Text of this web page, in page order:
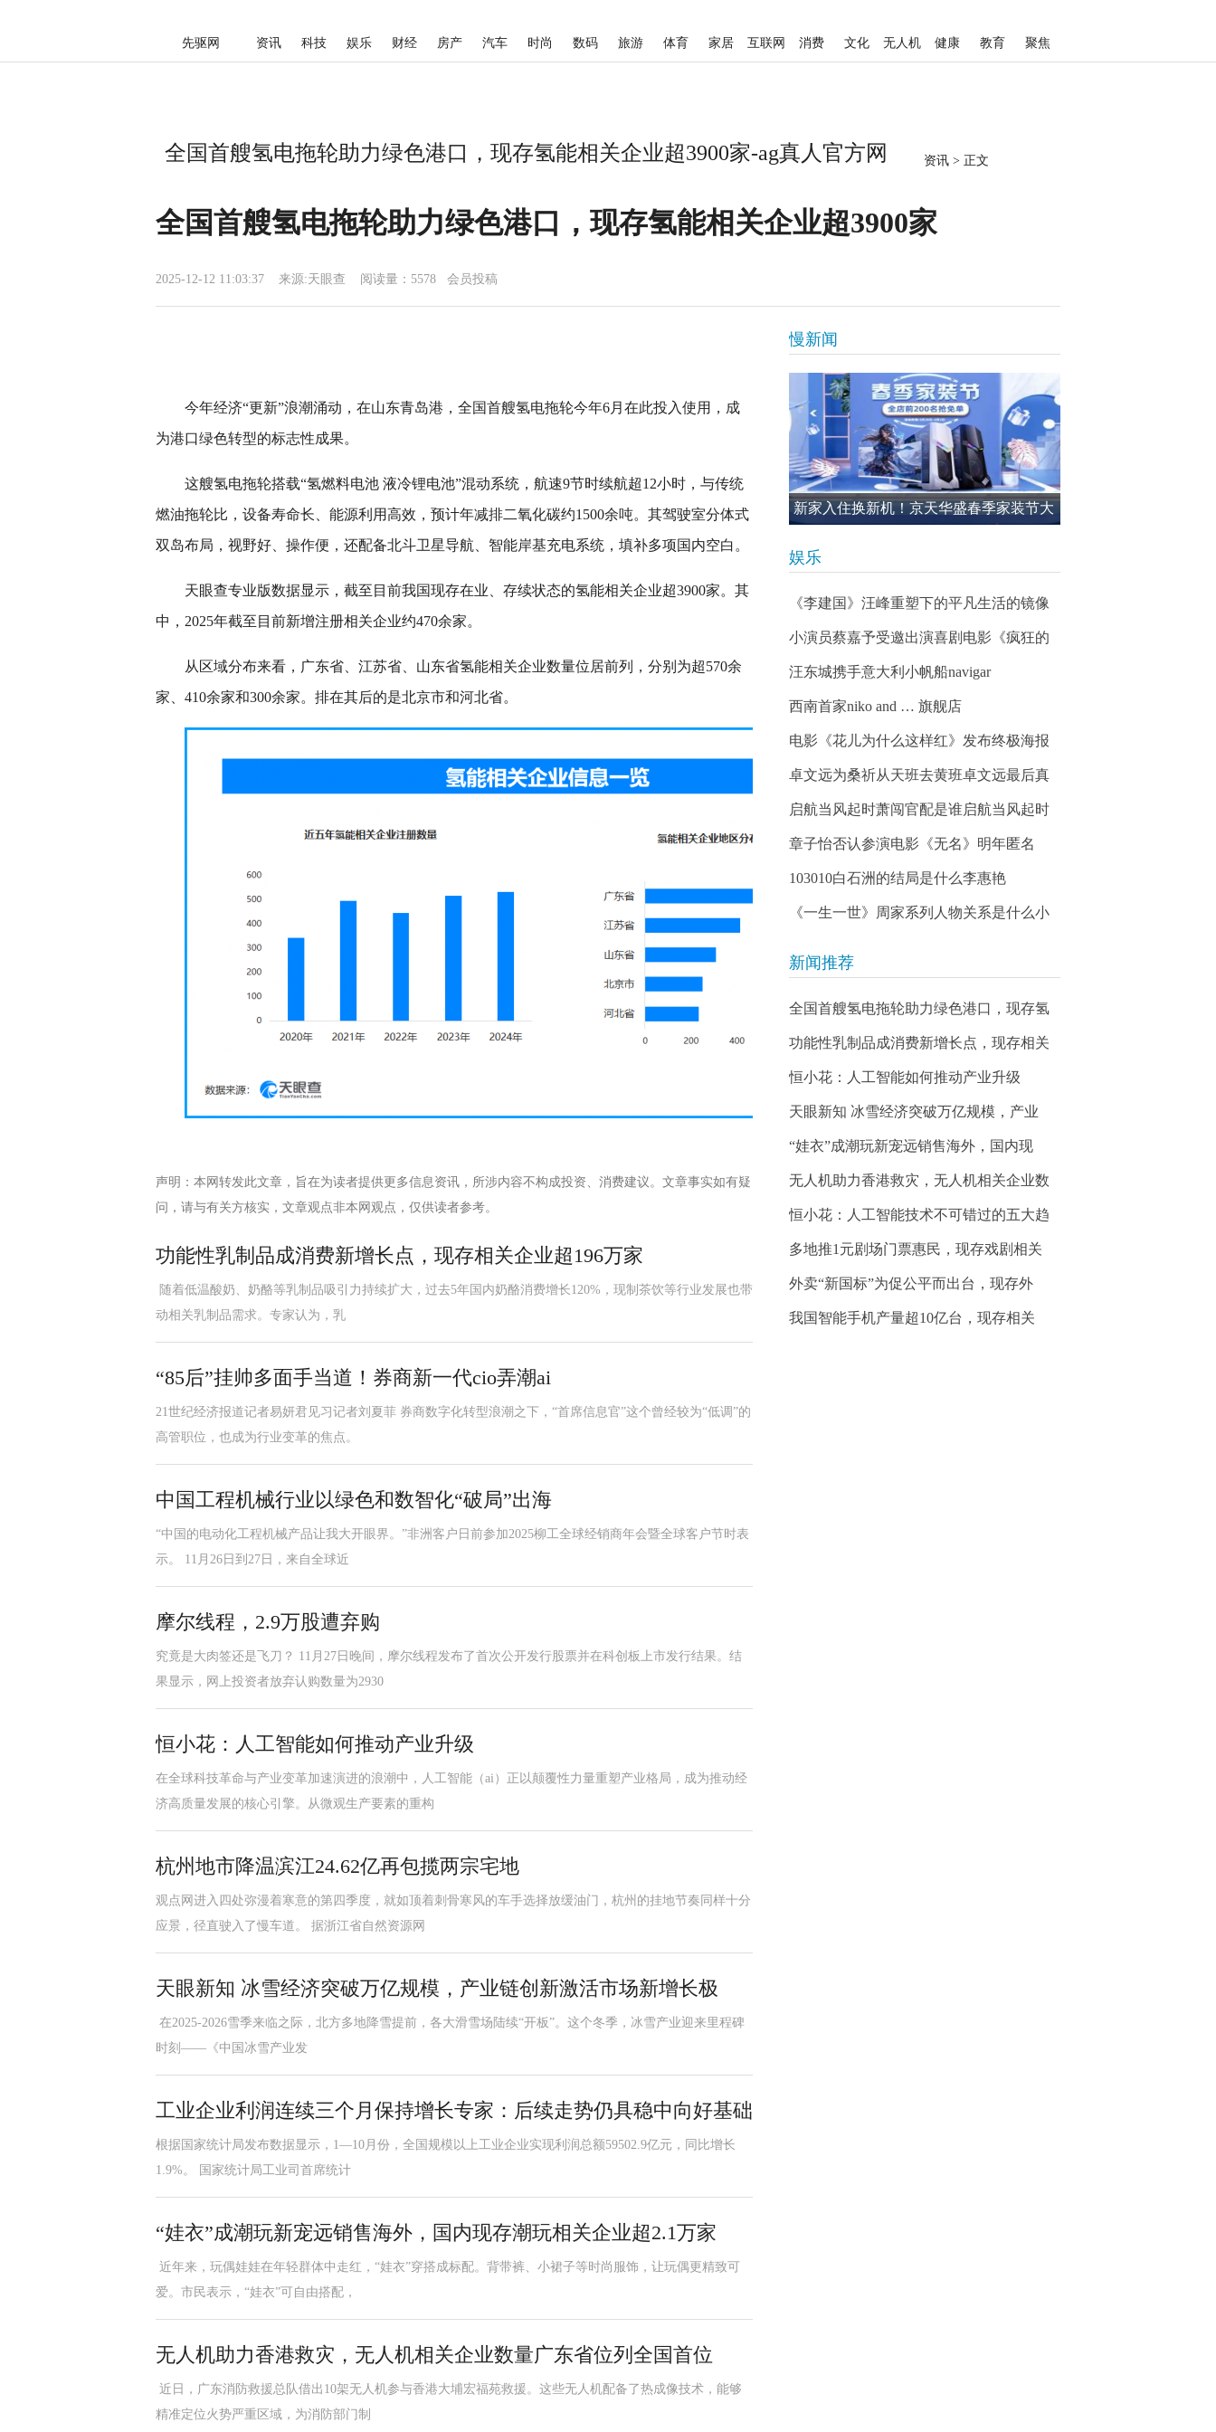
先驱网 资讯 科技 娱乐 财经 房产 汽车 时尚 数码 旅游 体育 家居 互联网 消费 文化 无人机 健康 教育 聚焦
全国首艘氢电拖轮助力绿色港口，现存氢能相关企业超3900家-ag真人官方网 资讯 > 正文
全国首艘氢电拖轮助力绿色港口，现存氢能相关企业超3900家
2025-12-12 11:03:37 来源:天眼查 阅读量：5578 会员投稿
今年经济“更新”浪潮涌动，在山东青岛港，全国首艘氢电拖轮今年6月在此投入使用，成
为港口绿色转型的标志性成果。
这艘氢电拖轮搭载“氢燃料电池 液冷锂电池”混动系统，航速9节时续航超12小时，与传统
燃油拖轮比，设备寿命长、能源利用高效，预计年减排二氧化碳约1500余吨。其驾驶室分体式
双岛布局，视野好、操作便，还配备北斗卫星导航、智能岸基充电系统，填补多项国内空白。
天眼查专业版数据显示，截至目前我国现存在业、存续状态的氢能相关企业超3900家。其
中，2025年截至目前新增注册相关企业约470余家。
从区域分布来看，广东省、江苏省、山东省氢能相关企业数量位居前列，分别为超570余
家、410余家和300余家。排在其后的是北京市和河北省。
声明：本网转发此文章，旨在为读者提供更多信息资讯，所涉内容不构成投资、消费建议。文章事实如有疑
问，请与有关方核实，文章观点非本网观点，仅供读者参考。
功能性乳制品成消费新增长点，现存相关企业超196万家
随着低温酸奶、奶酪等乳制品吸引力持续扩大，过去5年国内奶酪消费增长120%，现制茶饮等行业发展也带
动相关乳制品需求。专家认为，乳
“85后”挂帅多面手当道！券商新一代cio弄潮ai
21世纪经济报道记者易妍君见习记者刘夏菲 券商数字化转型浪潮之下，“首席信息官”这个曾经较为“低调”的
高管职位，也成为行业变革的焦点。
中国工程机械行业以绿色和数智化“破局”出海
“中国的电动化工程机械产品让我大开眼界。”非洲客户日前参加2025柳工全球经销商年会暨全球客户节时表
示。 11月26日到27日，来自全球近
摩尔线程，2.9万股遭弃购
究竟是大肉签还是飞刀？ 11月27日晚间，摩尔线程发布了首次公开发行股票并在科创板上市发行结果。结
果显示，网上投资者放弃认购数量为2930
恒小花：人工智能如何推动产业升级
在全球科技革命与产业变革加速演进的浪潮中，人工智能（ai）正以颠覆性力量重塑产业格局，成为推动经
济高质量发展的核心引擎。从微观生产要素的重构
杭州地市降温滨江24.62亿再包揽两宗宅地
观点网进入四处弥漫着寒意的第四季度，就如顶着刺骨寒风的车手选择放缓油门，杭州的挂地节奏同样十分
应景，径直驶入了慢车道。 据浙江省自然资源网
天眼新知 冰雪经济突破万亿规模，产业链创新激活市场新增长极
在2025-2026雪季来临之际，北方多地降雪提前，各大滑雪场陆续“开板”。这个冬季，冰雪产业迎来里程碑
时刻——《中国冰雪产业发
工业企业利润连续三个月保持增长专家：后续走势仍具稳中向好基础
根据国家统计局发布数据显示，1—10月份，全国规模以上工业企业实现利润总额59502.9亿元，同比增长
1.9%。 国家统计局工业司首席统计
“娃衣”成潮玩新宠远销售海外，国内现存潮玩相关企业超2.1万家
近年来，玩偶娃娃在年轻群体中走红，“娃衣”穿搭成标配。背带裤、小裙子等时尚服饰，让玩偶更精致可
爱。市民表示，“娃衣”可自由搭配，
无人机助力香港救灾，无人机相关企业数量广东省位列全国首位
近日，广东消防救援总队借出10架无人机参与香港大埔宏福苑救援。这些无人机配备了热成像技术，能够
精准定位火势严重区域，为消防部门制
慢新闻
新家入住换新机！京天华盛春季家装节大
娱乐
《李建国》汪峰重塑下的平凡生活的镜像
小演员蔡嘉予受邀出演喜剧电影《疯狂的
汪东城携手意大利小帆船navigar
西南首家niko and … 旗舰店
电影《花儿为什么这样红》发布终极海报
卓文远为桑祈从天班去黄班卓文远最后真
启航当风起时萧闯官配是谁启航当风起时
章子怡否认参演电影《无名》明年匿名
103010白石洲的结局是什么李惠艳
《一生一世》周家系列人物关系是什么小
新闻推荐
全国首艘氢电拖轮助力绿色港口，现存氢
功能性乳制品成消费新增长点，现存相关
恒小花：人工智能如何推动产业升级
天眼新知 冰雪经济突破万亿规模，产业
“娃衣”成潮玩新宠远销售海外，国内现
无人机助力香港救灾，无人机相关企业数
恒小花：人工智能技术不可错过的五大趋
多地推1元剧场门票惠民，现存戏剧相关
外卖“新国标”为促公平而出台，现存外
我国智能手机产量超10亿台，现存相关